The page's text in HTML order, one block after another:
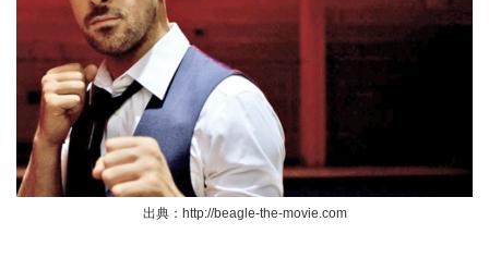
出典：http://beagle-the-movie.com